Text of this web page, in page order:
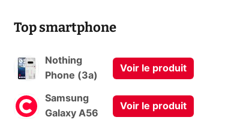
Top smartphone
Nothing
Phone (3a)
Voir le produit
Samsung
Galaxy A56
Voir le produit